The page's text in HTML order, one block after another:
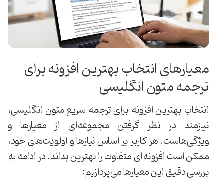
معیارهای انتخاب بهترین افزونه برای
ترجمه متون انگلیسی
انتخاب بهترین افزونه برای ترجمه سریع متون انگلیسی،
نیازمند در نظر گرفتن مجموعه‌ای از معیارها و
ویژگی‌هاست. هر کاربر بر اساس نیازها و اولویت‌های خود،
ممکن است افزونه‌ای متفاوت را بهترین بداند. در ادامه به
بررسی دقیق این معیارها می‌پردازیم: